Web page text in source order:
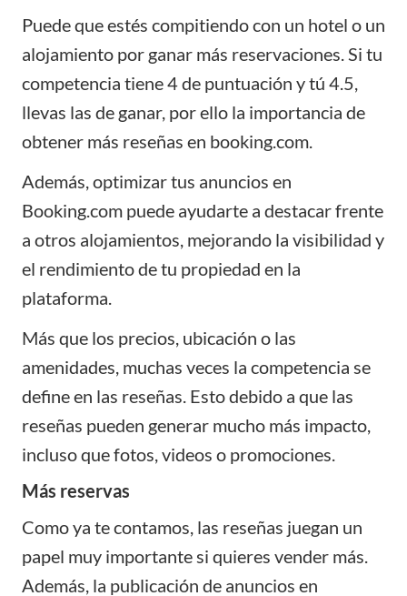
Puede que estés compitiendo con un hotel o un
alojamiento por ganar más reservaciones. Si tu
competencia tiene 4 de puntuación y tú 4.5,
llevas las de ganar, por ello la importancia de
obtener más reseñas en booking.com.
Además, optimizar tus anuncios en
Booking.com puede ayudarte a destacar frente
a otros alojamientos, mejorando la visibilidad y
el rendimiento de tu propiedad en la
plataforma.
Más que los precios, ubicación o las
amenidades, muchas veces la competencia se
define en las reseñas. Esto debido a que las
reseñas pueden generar mucho más impacto,
incluso que fotos, videos o promociones.
Más reservas
Como ya te contamos, las reseñas juegan un
papel muy importante si quieres vender más.
Además, la publicación de anuncios en